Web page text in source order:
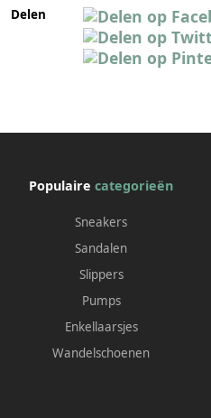
Delen
Populaire categorieën
Sneakers
Sandalen
Slippers
Pumps
Enkellaarsjes
Wandelschoenen